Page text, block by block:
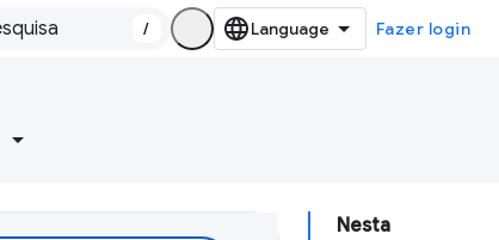
/ Fazer login
Nesta